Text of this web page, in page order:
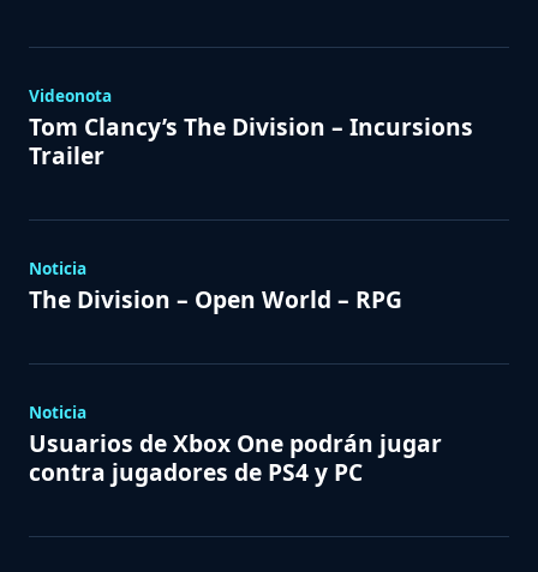
Videonota
Tom Clancy’s The Division – Incursions
Trailer
Noticia
The Division – Open World – RPG
Noticia
Usuarios de Xbox One podrán jugar
contra jugadores de PS4 y PC